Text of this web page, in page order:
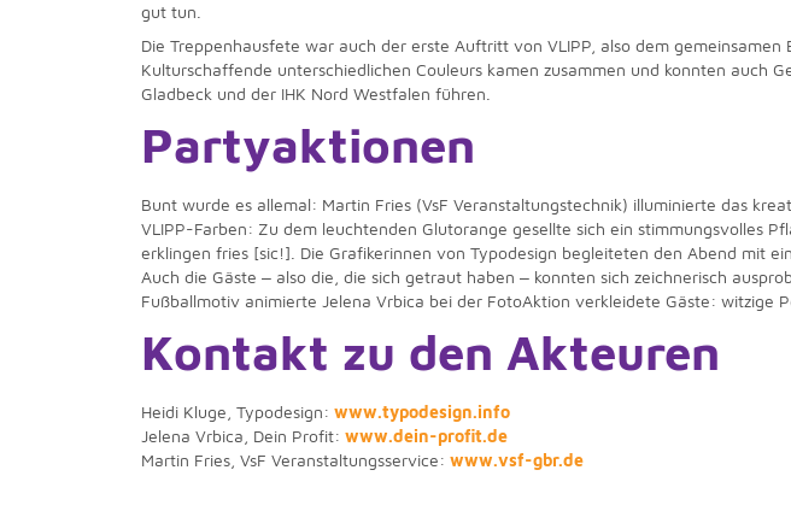
gut tun.
Die Treppenhausfete war auch der erste Auftritt von VLIPP, also dem
Kulturschaffende unterschiedlichen Couleurs kamen zusammen und konnten auch
Gladbeck und der IHK Nord Westfalen führen.
Partyaktionen
Bunt wurde es allemal: Martin Fries (VsF Veranstaltungstechnik) illuminierte das
VLIPP-Farben: Zu dem leuchtenden Glutorange gesellte sich ein stimmungsvolles
erklingen fries [sic!]. Die Grafikerinnen von Typodesign begleiteten den Abend mit
Auch die Gäste ‒ also die, die sich getraut haben ‒ konnten sich zeichnerisch
Fußballmotiv animierte Jelena Vrbica bei der FotoAktion verkleidete Gäste: witzige
Kontakt zu den Akteuren
Heidi Kluge, Typodesign: www.typodesign.info
Jelena Vrbica, Dein Profit: www.dein-profit.de
Martin Fries, VsF Veranstaltungsservice: www.vsf-gbr.de